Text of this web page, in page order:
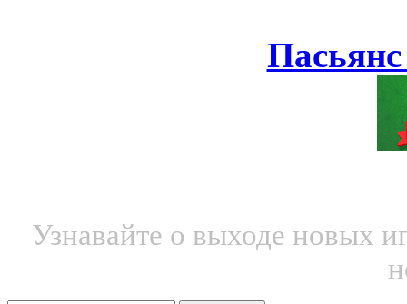
Узнавайте о выходе новых